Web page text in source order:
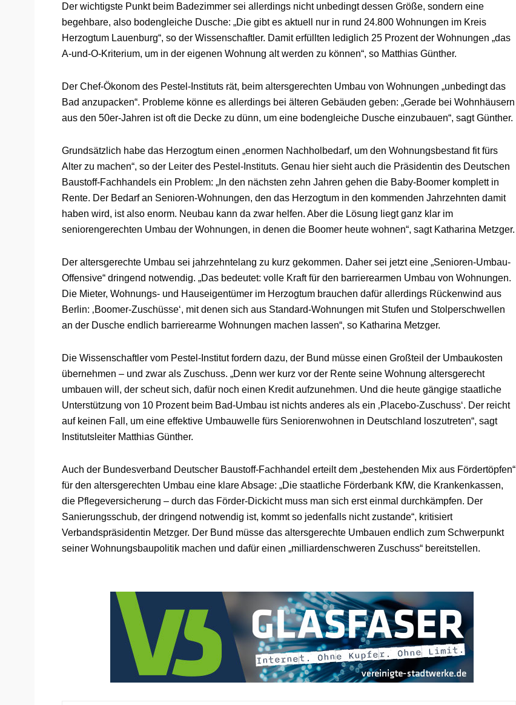
Der wichtigste Punkt beim Badezimmer sei allerdings nicht unbedingt dessen Größe, sondern eine
begehbare, also bodengleiche Dusche: „Die gibt es aktuell nur in rund 24.800 Wohnungen im Kreis
Herzogtum Lauenburg“, so der Wissenschaftler. Damit erfüllten lediglich 25 Prozent der Wohnungen „das
A-und-O-Kriterium, um in der eigenen Wohnung alt werden zu können“, so Matthias Günther.
Der Chef-Ökonom des Pestel-Instituts rät, beim altersgerechten Umbau von Wohnungen „unbedingt das
Bad anzupacken“. Probleme könne es allerdings bei älteren Gebäuden geben: „Gerade bei Wohnhäusern
aus den 50er-Jahren ist oft die Decke zu dünn, um eine bodengleiche Dusche einzubauen“, sagt Günther.
Grundsätzlich habe das Herzogtum einen „enormen Nachholbedarf, um den Wohnungsbestand fit fürs
Alter zu machen“, so der Leiter des Pestel-Instituts. Genau hier sieht auch die Präsidentin des Deutschen
Baustoff-Fachhandels ein Problem: „In den nächsten zehn Jahren gehen die Baby-Boomer komplett in
Rente. Der Bedarf an Senioren-Wohnungen, den das Herzogtum in den kommenden Jahrzehnten damit
haben wird, ist also enorm. Neubau kann da zwar helfen. Aber die Lösung liegt ganz klar im
seniorengerechten Umbau der Wohnungen, in denen die Boomer heute wohnen“, sagt Katharina Metzger.
Der altersgerechte Umbau sei jahrzehntelang zu kurz gekommen. Daher sei jetzt eine „Senioren-Umbau-
Offensive“ dringend notwendig. „Das bedeutet: volle Kraft für den barrierearmen Umbau von Wohnungen.
Die Mieter, Wohnungs- und Hauseigentümer im Herzogtum brauchen dafür allerdings Rückenwind aus
Berlin: ‚Boomer-Zuschüsse‘, mit denen sich aus Standard-Wohnungen mit Stufen und Stolperschwellen
an der Dusche endlich barrierearme Wohnungen machen lassen“, so Katharina Metzger.
Die Wissenschaftler vom Pestel-Institut fordern dazu, der Bund müsse einen Großteil der Umbaukosten
übernehmen – und zwar als Zuschuss. „Denn wer kurz vor der Rente seine Wohnung altersgerecht
umbauen will, der scheut sich, dafür noch einen Kredit aufzunehmen. Und die heute gängige staatliche
Unterstützung von 10 Prozent beim Bad-Umbau ist nichts anderes als ein ‚Placebo-Zuschuss‘. Der reicht
auf keinen Fall, um eine effektive Umbauwelle fürs Seniorenwohnen in Deutschland loszutreten“, sagt
Institutsleiter Matthias Günther.
Auch der Bundesverband Deutscher Baustoff-Fachhandel erteilt dem „bestehenden Mix aus Fördertöpfen“
für den altersgerechten Umbau eine klare Absage: „Die staatliche Förderbank KfW, die Krankenkassen,
die Pflegeversicherung – durch das Förder-Dickicht muss man sich erst einmal durchkämpfen. Der
Sanierungsschub, der dringend notwendig ist, kommt so jedenfalls nicht zustande“, kritisiert
Verbandspräsidentin Metzger. Der Bund müsse das altersgerechte Umbauen endlich zum Schwerpunkt
seiner Wohnungsbaupolitik machen und dafür einen „milliardenschweren Zuschuss“ bereitstellen.